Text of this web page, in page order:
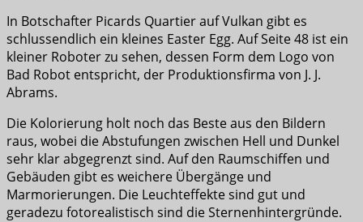
In Botschafter Picards Quartier auf Vulkan gibt es
schlussendlich ein kleines Easter Egg. Auf Seite 48 ist ein
kleiner Roboter zu sehen, dessen Form dem Logo von
Bad Robot entspricht, der Produktionsfirma von J. J.
Abrams.
Die Kolorierung holt noch das Beste aus den Bildern
raus, wobei die Abstufungen zwischen Hell und Dunkel
sehr klar abgegrenzt sind. Auf den Raumschiffen und
Gebäuden gibt es weichere Übergänge und
Marmorierungen. Die Leuchteffekte sind gut und
geradezu fotorealistisch sind die Sternenhintergründe.